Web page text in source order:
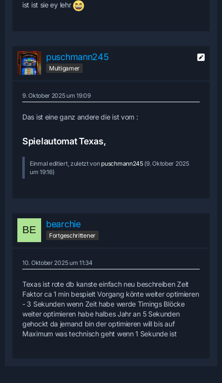
ist ist sie ey lehr
puschmann245
Multigamer
9. Oktober 2025 um 19:09
Das ist eine ganz andere die ist vom :
Spielautomat Texas,
Einmal editiert, zuletzt von puschmann245(9. Oktober 2025
um 19:16)
bearchie
Fortgeschrittener
10. Oktober 2025 um 11:34
Texas ist rote db kanste einfach neu beschreiben Zeit
Faktor ca 1 min bespielt Vorgang könte weiter optimieren
- 3 Sekunden wenn Zeit habe werde Timings Blöcke
weiter optimieren habe halbes Jahr an 5 Sekunden
gehockt da jemand bin der optimieren will bis auf
Maximum was technisch geht wenn 1 Sekunde ist